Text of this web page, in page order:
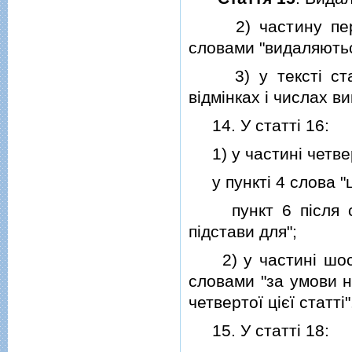
2) частину
словами
3) у текстi
вiдмiнках i числах
14. У статтi 16:
1) у частинi
у пунктi 4 слова
пункт 6 пiсля
пiдстави для";
2) у частинi
словами "за умови
четвертої цiєї
15. У статтi 18: